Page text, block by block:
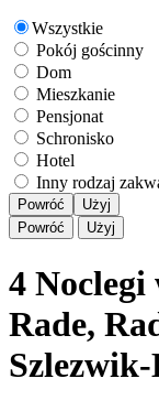
Wszystkie
Pokój gościnny
Dom
Mieszkanie
Pensjonat
Schronisko
Hotel
Inny rodzaj
Powróć
Użyj
Powróć
Użyj
4
Rade,